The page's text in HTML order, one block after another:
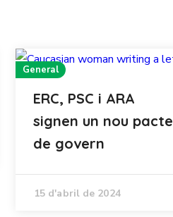
General
ERC, PSC i ARA
signen un nou pacte
de govern
15 d'abril de 2024